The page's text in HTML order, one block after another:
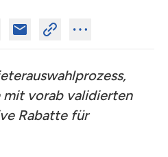
vorab validierten
Rabatte für